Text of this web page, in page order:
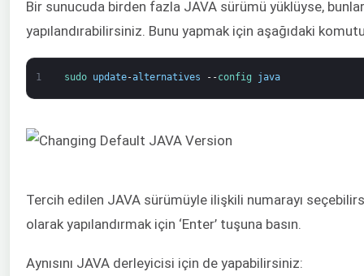
Bir sunucuda birden fazla JAVA sürümü yüklüyse,
yapılandırabilirsiniz. Bunu yapmak için aşağıdaki
1 sudo update-alternatives --config java
Tercih edilen JAVA sürümüyle ilişkili numarayı
olarak yapılandırmak için ‘Enter’ tuşuna basın.
Aynısını JAVA derleyicisi için de yapabilirsiniz: